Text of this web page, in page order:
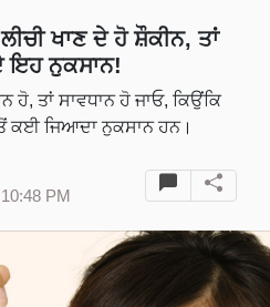
ਖਾਣ ਦੇ ਹੋ ਸ਼ੌਕੀਨ, ਤਾਂ
ਇਹ ਨੁਕਸਾਨ!
ਹੋ, ਤਾਂ ਸਾਵਧਾਨ ਹੋ ਜਾਓ, ਕਿਉਂਕਿ
ਕਈ ਜਿਆਦਾ ਨੁਕਸਾਨ ਹਨ।
PM